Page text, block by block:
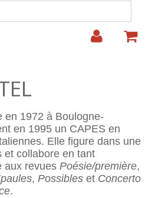
de recherche
en 1972 à Boulogne-
en 1995 un CAPES en
Elle figure dans une
et collabore en tant
aux revues Poésie/première,
, Possibles et Concerto
.